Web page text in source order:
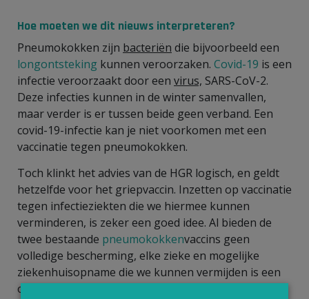
Hoe moeten we dit nieuws interpreteren?
Pneumokokken zijn bacteriën die bijvoorbeeld een
longontsteking kunnen veroorzaken. Covid-19 is een
infectie veroorzaakt door een virus, SARS-CoV-2.
Deze infecties kunnen in de winter samenvallen,
maar verder is er tussen beide geen verband. Een
covid-19-infectie kan je niet voorkomen met een
vaccinatie tegen pneumokokken.
Toch klinkt het advies van de HGR logisch, en geldt
hetzelfde voor het griepvaccin. Inzetten op vaccinatie
tegen infectieziekten die we hiermee kunnen
verminderen, is zeker een goed idee. Al bieden de
twee bestaande pneumokokkenvaccins geen
volledige bescherming, elke zieke en mogelijke
ziekenhuisopname die we kunnen vermijden is een
opportuniteit.